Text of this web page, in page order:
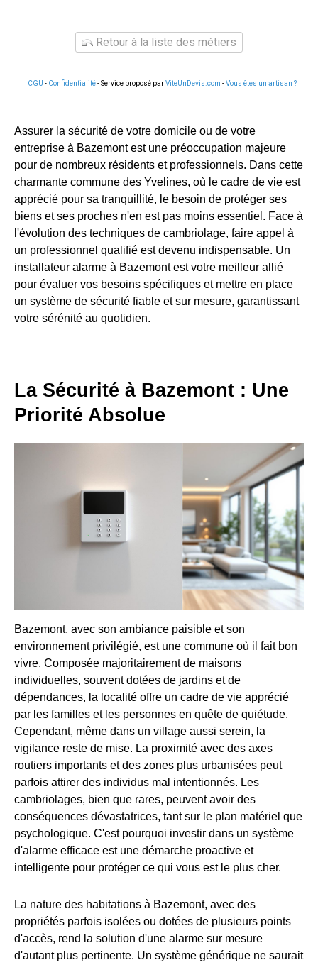
Retour à la liste des métiers
CGU - Confidentialité- Service proposé parViteUnDevis.com -Vous êtes un artisan ?
Assurer la sécurité de votre domicile ou de votre
entreprise à Bazemont est une préoccupation majeure
pour de nombreux résidents et professionnels. Dans cette
charmante commune des Yvelines, où le cadre de vie est
apprécié pour sa tranquillité, le besoin de protéger ses
biens et ses proches n'en est pas moins essentiel. Face à
l'évolution des techniques de cambriolage, faire appel à
un professionnel qualifié est devenu indispensable. Un
installateur alarme à Bazemont est votre meilleur allié
pour évaluer vos besoins spécifiques et mettre en place
un système de sécurité fiable et sur mesure, garantissant
votre sérénité au quotidien.
La Sécurité à Bazemont : Une
Priorité Absolue
Bazemont, avec son ambiance paisible et son
environnement privilégié, est une commune où il fait bon
vivre. Composée majoritairement de maisons
individuelles, souvent dotées de jardins et de
dépendances, la localité offre un cadre de vie apprécié
par les familles et les personnes en quête de quiétude.
Cependant, même dans un village aussi serein, la
vigilance reste de mise. La proximité avec des axes
routiers importants et des zones plus urbanisées peut
parfois attirer des individus mal intentionnés. Les
cambriolages, bien que rares, peuvent avoir des
conséquences dévastatrices, tant sur le plan matériel que
psychologique. C'est pourquoi investir dans un système
d'alarme efficace est une démarche proactive et
intelligente pour protéger ce qui vous est le plus cher.
La nature des habitations à Bazemont, avec des
propriétés parfois isolées ou dotées de plusieurs points
d'accès, rend la solution d'une alarme sur mesure
d'autant plus pertinente. Un système générique ne saurait